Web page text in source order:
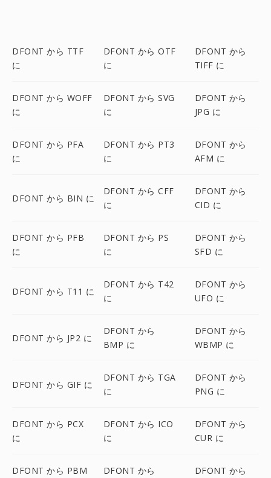
DFONT から TTF
に
DFONT から OTF
に
DFONT から
TIFF に
DFONT から WOFF
に
DFONT から SVG
に
DFONT から
JPG に
DFONT から PFA
に
DFONT から PT3
に
DFONT から
AFM に
DFONT から BIN に
DFONT から CFF
に
DFONT から
CID に
DFONT から PFB
に
DFONT から PS
に
DFONT から
SFD に
DFONT から T11 に
DFONT から T42
に
DFONT から
UFO に
DFONT から JP2 に
DFONT から
BMP に
DFONT から
WBMP に
DFONT から GIF に
DFONT から TGA
に
DFONT から
PNG に
DFONT から PCX
に
DFONT から ICO
に
DFONT から
CUR に
DFONT から PBM
DFONT から
DFONT から